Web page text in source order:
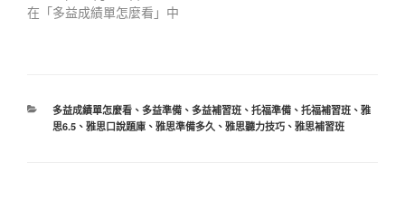
在「多益成績單怎麼看」中
分
類
多益成績單怎麼看、 多益準備、 多益補習班、 托福準備、 托福補習班、 雅
思6.5、 雅思口說題庫、 雅思準備多久、 雅思聽力技巧、 雅思補習班